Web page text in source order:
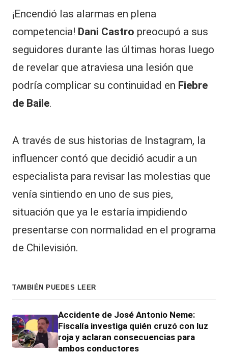
¡Encendió las alarmas en plena
competencia! Dani Castro preocupó a sus
seguidores durante las últimas horas luego
de revelar que atraviesa una lesión que
podría complicar su continuidad en Fiebre
de Baile.
A través de sus historias de Instagram, la
influencer contó que decidió acudir a un
especialista para revisar las molestias que
venía sintiendo en uno de sus pies,
situación que ya le estaría impidiendo
presentarse con normalidad en el programa
de Chilevisión.
TAMBIÉN PUEDES LEER
Accidente de José Antonio Neme:
Fiscalía investiga quién cruzó con luz
roja y aclaran consecuencias para
ambos conductores